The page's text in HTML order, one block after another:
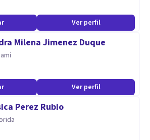
Ver perfil
Milena Jimenez Duque
Ver perfil
Perez Rubio